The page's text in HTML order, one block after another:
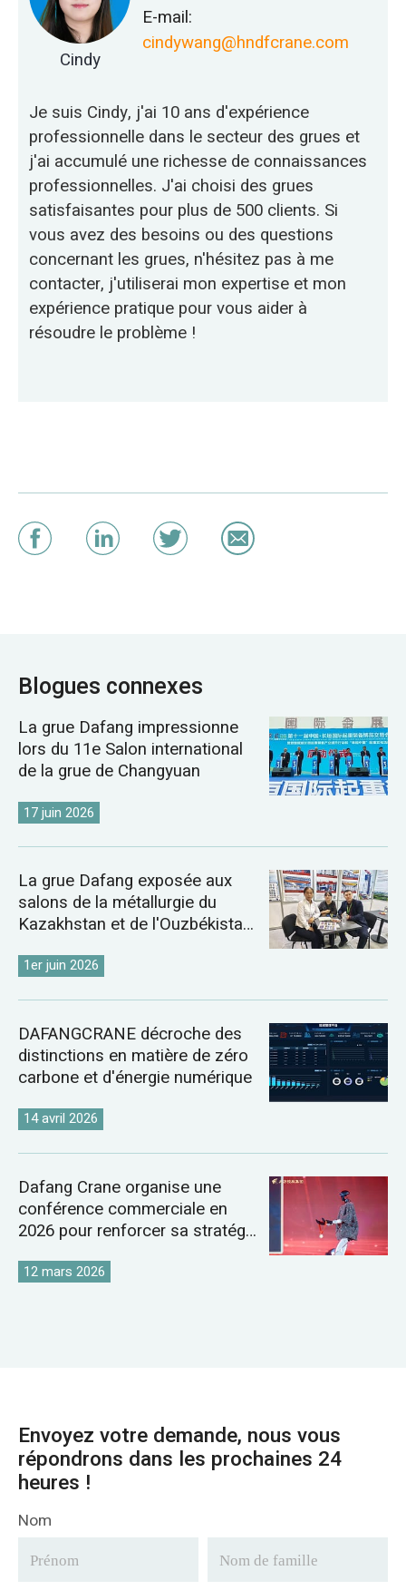
Cindy
E-mail:
cindywang@hndfcrane.com
Je suis Cindy, j'ai 10 ans d'expérience
professionnelle dans le secteur des grues et
j'ai accumulé une richesse de connaissances
professionnelles. J'ai choisi des grues
satisfaisantes pour plus de 500 clients. Si
vous avez des besoins ou des questions
concernant les grues, n'hésitez pas à me
contacter, j'utiliserai mon expertise et mon
expérience pratique pour vous aider à
résoudre le problème !
Blogues connexes
La grue Dafang impressionne
lors du 11e Salon international
de la grue de Changyuan
17 juin 2026
La grue Dafang exposée aux
salons de la métallurgie du
Kazakhstan et de l'Ouzbékistan
1er juin 2026
DAFANGCRANE décroche des
distinctions en matière de zéro
carbone et d'énergie numérique
14 avril 2026
Dafang Crane organise une
conférence commerciale en
2026 pour renforcer sa stratégie
grues
12 mars 2026
Envoyez votre demande, nous vous
répondrons dans les prochaines 24
heures !
Nom